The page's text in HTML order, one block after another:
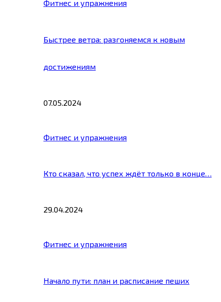
Фитнес и упражнения
Быстрее ветра: разгоняемся к новым
достижениям
07.05.2024
Фитнес и упражнения
Кто сказал, что успех ждёт только в конце…
29.04.2024
Фитнес и упражнения
Начало пути: план и расписание пеших